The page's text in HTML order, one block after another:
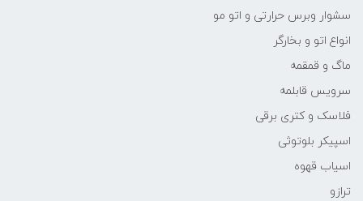
سشوار وبرس حرارتی و اتو مو
انواع اتو و بخارگر
ماگ و قمقمه
سرویس قابلمه
فلاسک و کتری برقی
اسپیکر بلوتوثی
اسیاب قهوه
ترازو